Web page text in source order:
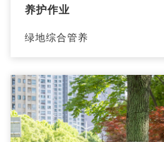
养护作业
绿地综合管养